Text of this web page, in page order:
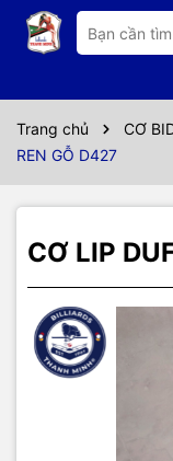
Trang chủ CƠ
REN GỖ D427
CƠ LIP
Thông số kỹ
REN GỖ ,
CAN DECAL CAO
CÂN NẶNG 440g
PHÍP ADAM